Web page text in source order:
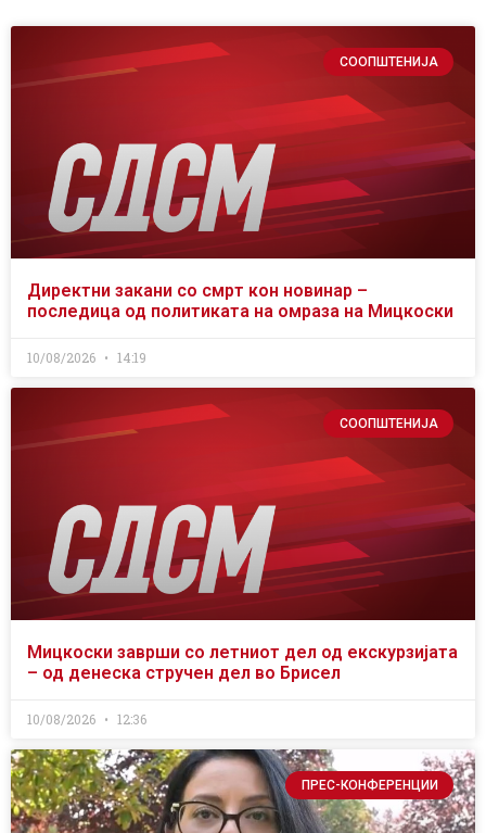
СООПШТЕНИЈА
Директни закани со смрт кон новинар –
последица од политиката на омраза на Мицкоски
10/08/2026 14:19
СООПШТЕНИЈА
Мицкоски заврши со летниот дел од екскурзијата
– од денеска стручен дел во Брисел
10/08/2026 12:36
ПРЕС-КОНФЕРЕНЦИИ